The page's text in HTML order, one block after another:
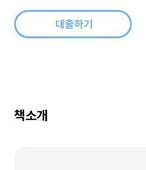
대출하기
책소개